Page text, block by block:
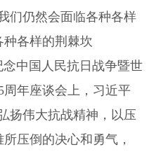
仍然会面临各种各样
各样的荆棘坎
念中国人民抗日战争暨世
年座谈会上，习近平
扬伟大抗战精神，以压
压倒的决心和勇气，